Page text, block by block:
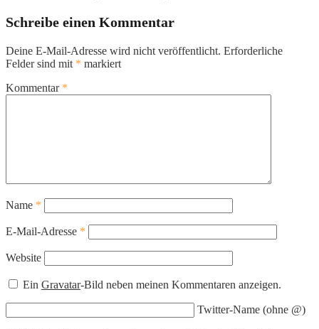
Schreibe einen Kommentar
Deine E-Mail-Adresse wird nicht veröffentlicht. Erforderliche
Felder sind mit * markiert
Kommentar *
Name *
E-Mail-Adresse *
Website
EinGravatar-Bild neben meinen Kommentaren anzeigen.
Twitter-Name (ohne @)